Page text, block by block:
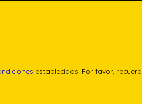
establecidos. Por favor,